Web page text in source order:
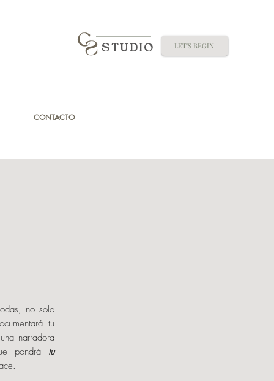
LET'S BEGIN
STUDIO
CONTACTO
no solo
tu
narradora
pondrá tu